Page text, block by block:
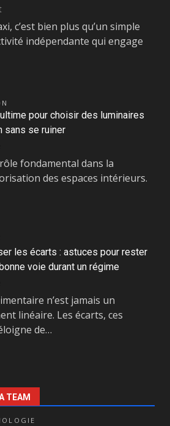
c’est bien plus qu’un simple
indépendante qui engage
pour choisir des luminaires
sans se ruiner
fondamental dans la
des espaces intérieurs.
les écarts : astuces pour rester
voie durant un régime
n’est jamais un
linéaire. Les écarts, ces
de…
TEAM